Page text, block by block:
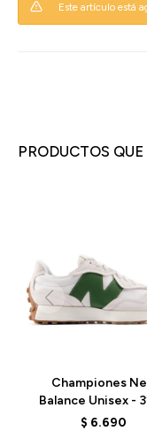
Este artículo está
PRODUCTOS
Championes
Balance Unisex -
U327WKN -
$ 6.690